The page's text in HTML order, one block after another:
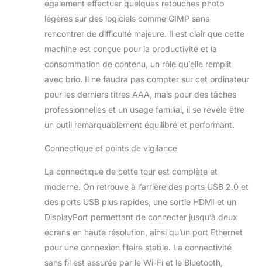
également effectuer quelques retouches photo
légères sur des logiciels comme GIMP sans
rencontrer de difficulté majeure. Il est clair que cette
machine est conçue pour la productivité et la
consommation de contenu, un rôle qu’elle remplit
avec brio. Il ne faudra pas compter sur cet ordinateur
pour les derniers titres AAA, mais pour des tâches
professionnelles et un usage familial, il se révèle être
un outil remarquablement équilibré et performant.
Connectique et points de vigilance
La connectique de cette tour est complète et
moderne. On retrouve à l’arrière des ports USB 2.0 et
des ports USB plus rapides, une sortie HDMI et un
DisplayPort permettant de connecter jusqu’à deux
écrans en haute résolution, ainsi qu’un port Ethernet
pour une connexion filaire stable. La connectivité
sans fil est assurée par le Wi-Fi et le Bluetooth,